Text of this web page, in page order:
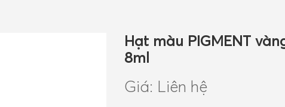
Hạt màu PIGMENT
8ml
Giá: Liên hệ